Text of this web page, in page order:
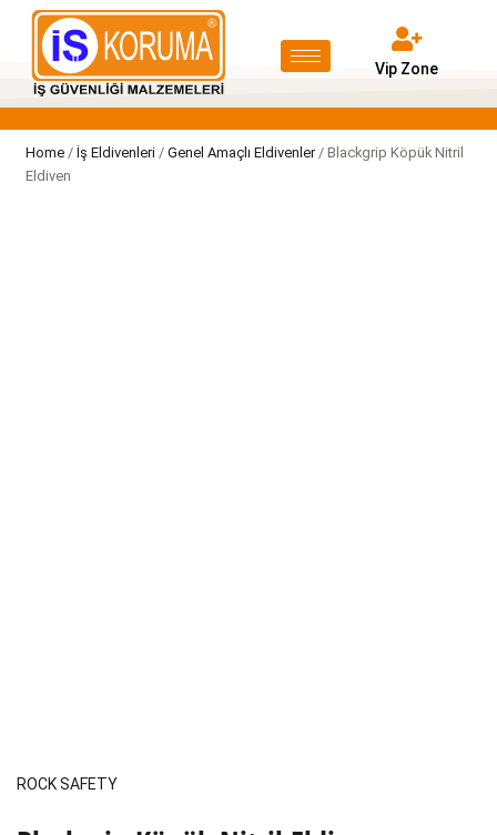
Vip Zone
Home/ İş Eldivenleri/ Genel Amaçlı Eldivenler/ Blackgrip Köpük Nitril
Eldiven
ROCK SAFETY